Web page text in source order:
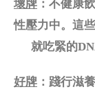
壞牌 ：不健康
性壓力中。這
就吃緊的
好牌 ：踐行滋